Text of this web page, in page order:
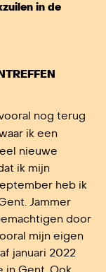
in de
nog terug
ik een
nieuwe
ik mijn
heb ik
Jammer
door
mijn eigen
januari 2022